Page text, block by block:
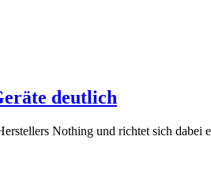
deutlich
Nothing und richtet sich